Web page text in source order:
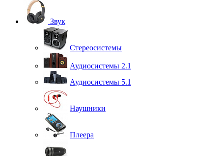
Звук
Стереосистемы
Аудиосистемы 2.1
Аудиосистемы 5.1
Наушники
Плеера